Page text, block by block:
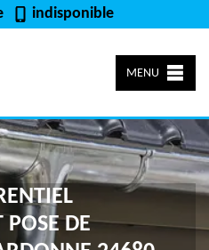
indisponible
MENU
POSE DE